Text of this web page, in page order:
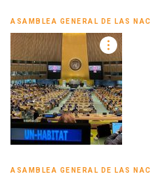
ASAMBLEA GENERAL DE LAS
ASAMBLEA GENERAL DE LAS